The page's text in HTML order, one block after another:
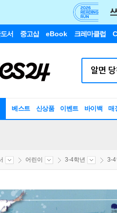
서 중고샵 eBook 크레마클럽
베스트 신상품 이벤트 바이백 매
어린이 3-4학년 3-4